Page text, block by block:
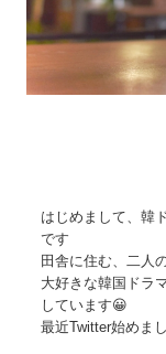
はじめまして、韓
です
田舎に住む、二人
大好きな韓国ドラ
しています😀
最近Twitter始めま